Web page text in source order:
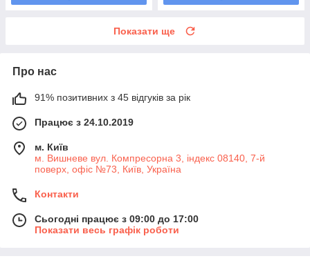
Показати ще
Про нас
91% позитивних з 45 відгуків за рік
Працює з 24.10.2019
м. Київ
м. Вишневе вул. Компресорна 3, індекс 08140, 7-й
поверх, офіс №73, Київ, Україна
Контакти
Сьогодні працює з 09:00 до 17:00
Показати весь графік роботи